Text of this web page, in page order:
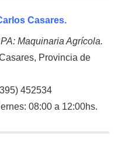
Casares.
Maquinaria Agrícola.
Provincia de
452534
08:00 a 12:00hs.